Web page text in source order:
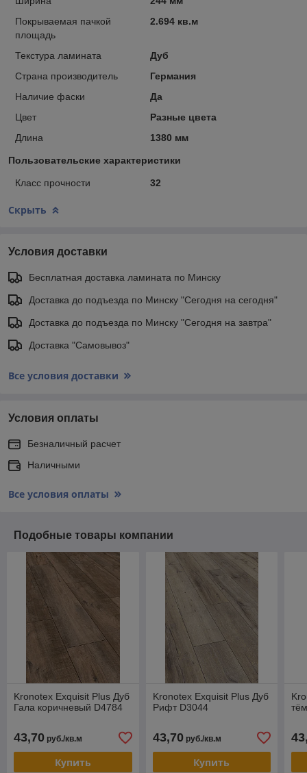
Покрываемая пачкой
площадь
2.694 кв.м
Текстура ламината
Дуб
Страна производитель
Германия
Наличие фаски
Да
Цвет
Разные цвета
Длина
1380 мм
Пользовательские характеристики
Класс прочности 32
Скрыть
Условия доставки
Бесплатная доставка ламината по Минску
Доставка до подъезда по Минску "Сегодня на сегодня"
Доставка до подъезда по Минску "Сегодня на завтра"
Доставка "Самовывоз"
Все условия доставки
Условия оплаты
Безналичный расчет
Наличными
Все условия оплаты
Подобные товары компании
Kronotex Exquisit Plus Дуб
Гала коричневый D4784
43,70 руб./кв.м
Купить
Kronotex Exquisit Plus Дуб
Рифт D3044
43,70руб./кв.м
Купить